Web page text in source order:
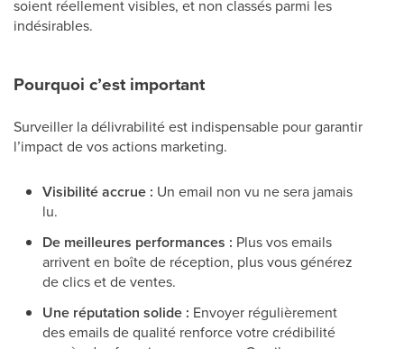
soient réellement visibles, et non classés parmi les
indésirables.
Pourquoi c’est important
Surveiller la délivrabilité est indispensable pour garantir
l’impact de vos actions marketing.
Visibilité accrue : Un email non vu ne sera jamais
lu.
De meilleures performances : Plus vos emails
arrivent en boîte de réception, plus vous générez
de clics et de ventes.
Une réputation solide : Envoyer régulièrement
des emails de qualité renforce votre crédibilité